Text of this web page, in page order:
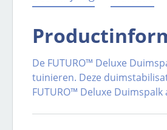
De FUTURO™ Deluxe
tuinieren. Deze
FUTURO™ Deluxe